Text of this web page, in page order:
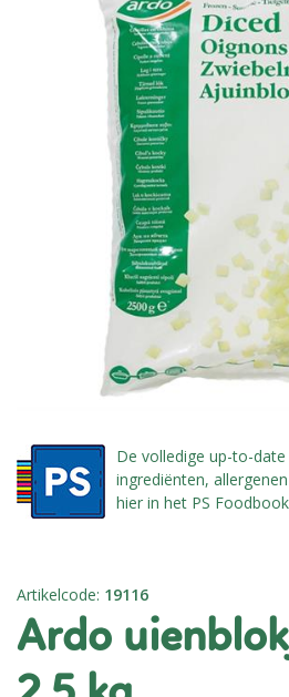
De volledige up-to-
ingrediënten,
hier in het PS
Artikelcode: 19116
ardo uienblokjes zak